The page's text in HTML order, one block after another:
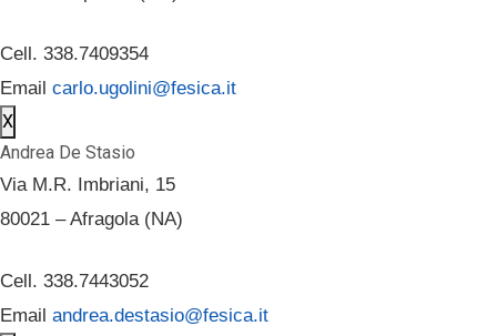
Cell. 338.7409354
Email carlo.ugolini@fesica.it
X
Andrea De Stasio
Via M.R. Imbriani, 15
80021 – Afragola (NA)
Cell. 338.7443052
Email andrea.destasio@fesica.it